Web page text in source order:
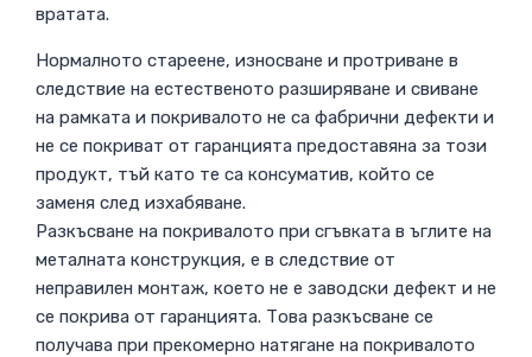
вратата.
Нормалното стареене, износване и протриване в
следствие на естественото разширяване и свиване
на рамката и покривалото не са фабрични дефекти и
не се покриват от гаранцията предоставяна за този
продукт, тъй като те са консуматив, който се
заменя след изхабяване.
Разкъсване на покривалото при сгъвката в ъглите на
металната конструкция, е в следствие от
неправилен монтаж, което не е заводски дефект и не
се покрива от гаранцията. Това разкъсване се
получава при прекомерно натягане на покривалото